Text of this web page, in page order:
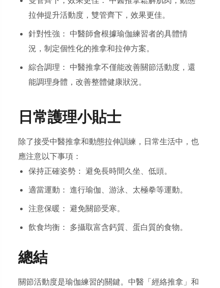
拉伸提升活動度，雙管齊下，效果更佳。
針對性強： 中醫師會根據瑜伽練習者的具體情
況，制定個性化的推拿和拉伸方案。
綜合調理： 中醫推拿不僅能改善關節活動度，還
能調理身體，改善整體健康狀況。
日常護理小貼士
除了接受中醫推拿和動態拉伸訓練，日常生活中，也
應注意以下事項：
保持正確姿勢： 避免長時間久坐、低頭。
適當運動： 進行瑜伽、游泳、太極拳等運動。
注意保暖： 避免關節受寒。
飲食均衡： 多攝取富含鈣質、蛋白質的食物。
總結
關節活動度是瑜伽練習的關鍵。中醫「經絡推拿」和